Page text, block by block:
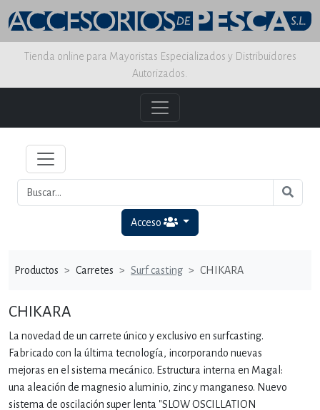
Tienda online para Mayoristas Especializados y Distribuidores
Autorizados.
Acceso
Productos Carretes Surf casting CHIKARA
CHIKARA
La novedad de un carrete único y exclusivo en surfcasting.
Fabricado con la última tecnología, incorporando nuevas
mejoras en el sistema mecánico. Estructura interna en Magal:
una aleación de magnesio aluminio, zinc y manganeso. Nuevo
sistema de oscilación super lenta "SLOW OSCILLATION